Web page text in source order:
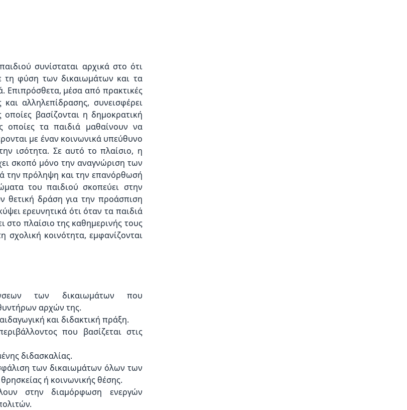
συνίσταται αρχικά στο ότι
τη φύση των δικαιωμάτων και τα
Επιπρόσθετα, μέσα από πρακτικές
αλληλεπίδρασης, συνεισφέρει
βασίζονται η δημοκρατική
οποίες τα παιδιά μαθαίνουν να
με έναν κοινωνικά υπεύθυνο
ισότητα. Σε αυτό το πλαίσιο, η
σκοπό μόνο την αναγνώριση των
την πρόληψη και την επανόρθωσή
του παιδιού σκοπεύει στην
δράση για την προάσπιση
ερευνητικά ότι όταν τα παιδιά
στο πλαίσιο της καθημερινής τους
κοινότητα, εμφανίζονται
των δικαιωμάτων που
αρχών της.
και διδακτική πράξη.
που βασίζεται στις
διδασκαλίας.
των δικαιωμάτων όλων των
ή κοινωνικής θέσης.
στην διαμόρφωση ενεργών